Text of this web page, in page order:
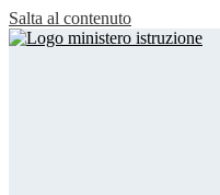
Salta al contenuto